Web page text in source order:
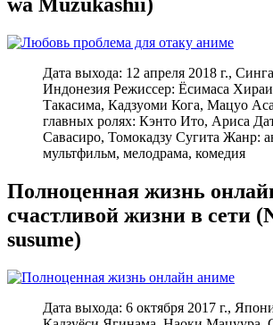
Дата выхода: 12 апреля 2018 г.,
Индонезия Режиссер: Ёсимаса
Такасима, Кадзуоми Кога, Мацуо
главных ролях: Кэнто Ито, Ариса
Савасиро, Томокадзу Сугита Жанр:
мультфильм, мелодрама, комедия
Полноценная жизнь
счастливой жизни в сети
susume)
Дата выхода: 6 октября 2017 г.,